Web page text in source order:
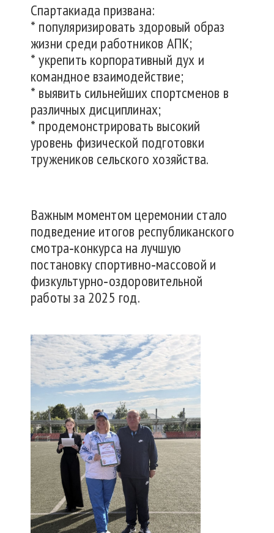
Спартакиада призвана:
* популяризировать здоровый образ
жизни среди работников АПК;
* укрепить корпоративный дух и
командное взаимодействие;
* выявить сильнейших спортсменов в
различных дисциплинах;
* продемонстрировать высокий
уровень физической подготовки
тружеников сельского хозяйства.
Важным моментом церемонии стало
подведение итогов республиканского
смотра‑конкурса на лучшую
постановку спортивно‑массовой и
физкультурно‑оздоровительной
работы за 2025 год.